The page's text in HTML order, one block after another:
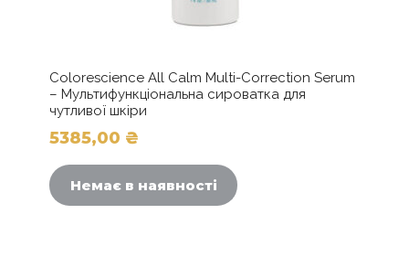
Colorescience All Calm Multi-Correction Serum
– Мультифункціональна сироватка для
чутливої шкіри
5385,00 ₴
Немає в наявності